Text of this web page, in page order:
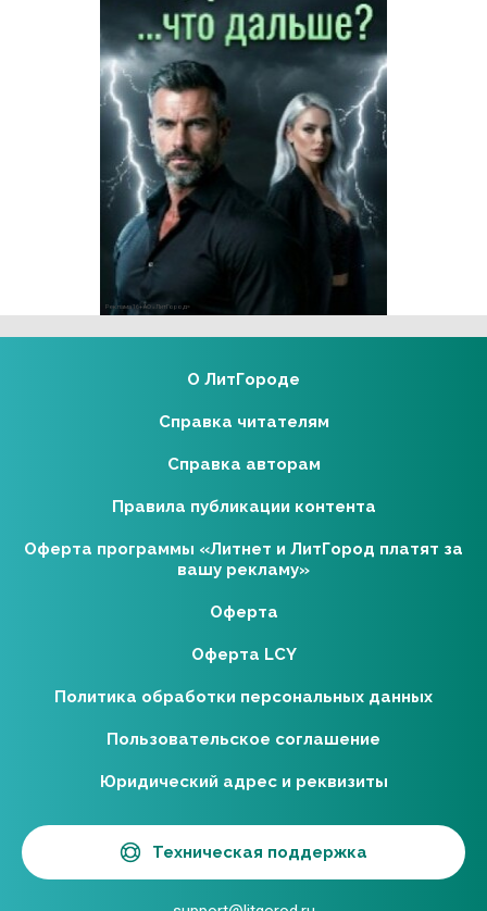
Реклама 16+ АО «ЛитГород»
О ЛитГороде
Справка читателям
Справка авторам
Правила публикации контента
Оферта программы «Литнет и ЛитГород платят за
вашу рекламу»
Оферта
Оферта LCY
Политика обработки персональных данных
Пользовательское соглашение
Юридический адрес и реквизиты
Техническая поддержка